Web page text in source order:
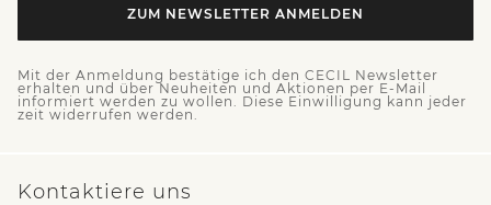
ZUM NEWSLETTER ANMELDEN
Mit der Anmeldung bestätige ich den CECIL Newsletter
erhalten und über Neuheiten und Aktionen per E-Mail
informiert werden zu wollen. Diese Einwilligung kann jeder
zeit widerrufen werden.
Kontaktiere uns